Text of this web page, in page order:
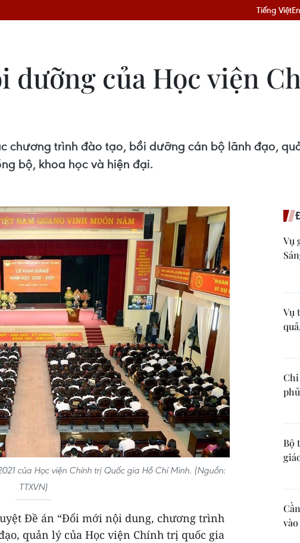
Tiếng Việt
dưỡng của Học viện
chương trình đào tạo, bồi dưỡng cán bộ lãnh đạo,
bộ, khoa học và hiện đại.
của Học viện Chính trị Quốc gia Hồ Chí Minh. (Nguồn:
TTXVN)
Đề án “Đổi mới nội dung, chương trình
quản lý của Học viện Chính trị quốc gia
Vụ
Vụ
Chi
Bộ